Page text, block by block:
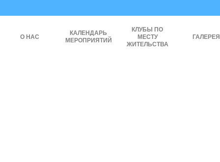
О НАС
КАЛЕНДАРЬ
МЕРОПРИЯТИЙ
КЛУБЫ ПО
МЕСТУ
ЖИТЕЛЬСТВА
ГАЛЕРЕЯ